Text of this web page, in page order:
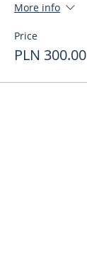
More info
Price
PLN 300.00